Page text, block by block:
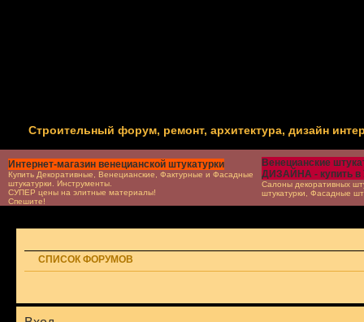
Строительный форум, ремонт, архитектура, дизайн
Интернет-магазин венецианской штукатурки
Купить Декоративные, Венецианские, Фактурные и Фасадные
штукатурки. Инструменты.
СУПЕР цены на элитные материалы!
Спешите!
Венецианские
ДИЗАЙНА - купить в
Салоны декоративных
штукатурки, Фасадные
СПИСОК ФОРУМОВ